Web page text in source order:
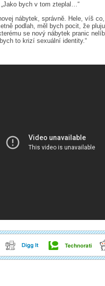
bych v tom zteplal…“
nábytek, správně. Hele, víš
podlah, měl bych pocit, že
se nový nábytek pranic
to krizí sexuální identity.“